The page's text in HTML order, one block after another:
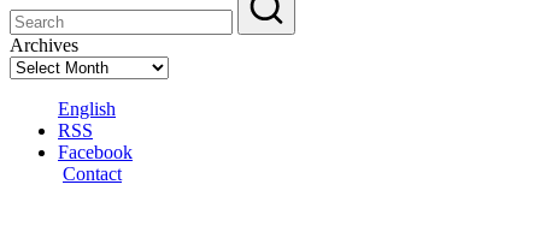
Archives
English
RSS
Facebook
Contact